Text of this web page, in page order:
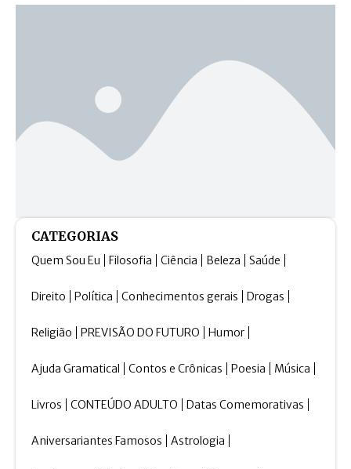
CATEGORIAS
Quem Sou Eu Filosofia Ciência Beleza Saúde
Direito Política Conhecimentos gerais Drogas
Religião PREVISÃO DO FUTURO Humor
Ajuda Gramatical Contos e Crônicas Poesia Música
Livros CONTEÚDO ADULTO Datas Comemorativas
Aniversariantes Famosos Astrologia